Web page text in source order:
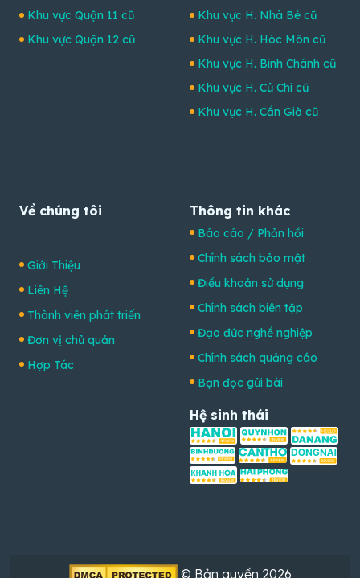
Khu vực Quận 11 cũ
Khu vực Quận 12 cũ
Khu vực H. Nhà Bè cũ
Khu vực H. Hóc Môn cũ
Khu vực H. Bình Chánh cũ
Khu vực H. Củ Chi cũ
Khu vực H. Cần Giờ cũ
Về chúng tôi
Giới Thiệu
Liên Hệ
Thành viên phát triển
Đơn vị chủ quản
Hợp Tác
Thông tin khác
Báo cáo / Phản hồi
Chính sách bảo mật
Điều khoản sử dụng
Chính sách biên tập
Đạo đức nghề nghiệp
Chính sách quảng cáo
Bạn đọc gửi bài
Hệ sinh thái
© Bản quyền 2026